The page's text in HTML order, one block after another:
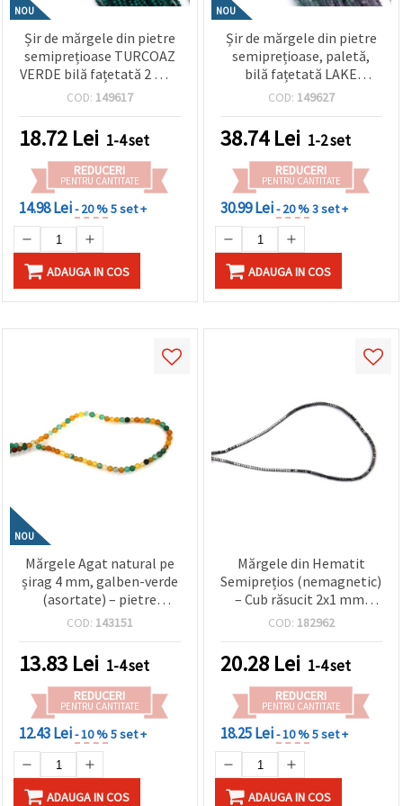
NOU
Șir de mărgele din pietre
semiprețioase TURCOAZ
VERDE bilă fațetată 2 mm
±180 bucăți
COD: 149617
18.72 Lei 1-4 set
REDUCERI
PENTRU CANTITATE
14.98 Lei- 20 %5 set +
ADAUGA IN COS
NOU
Șir de mărgele din pietre
semiprețioase, paletă,
bilă fațetată LAKE
SONATA 2,5 mm ±195
COD: 149627
38.74Lei 1-2 set
REDUCERI
PENTRU CANTITATE
30.99 Lei- 20 %3 set +
ADAUGA IN COS
NOU
Mărgele Agat natural pe
șirag 4 mm, galben-verde
(asortate) – pietre
semiprețioase rotunde,
COD: 143151
13.83 Lei 1-4 set
REDUCERI
PENTRU CANTITATE
12.43 Lei- 10 %5 set +
ADAUGA IN COS
Mărgele din Hematit
Semiprețios (nemagnetic)
– Cub răsucit 2x1 mm,
gaură 0,5 mm, gri închis
mărgele distanțiere micro
pentru bijuterii și lucru
manual (DIY)
COD: 182962
20.28 Lei 1-4 set
REDUCERI
PENTRU CANTITATE
18.25 Lei- 10 %5 set +
ADAUGA IN COS